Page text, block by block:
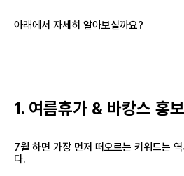
아래에서 자세히 알아보실까요?
1. 여름휴가 & 바캉스 홍
7월 하면 가장 먼저 떠오르는 키워드는
다.